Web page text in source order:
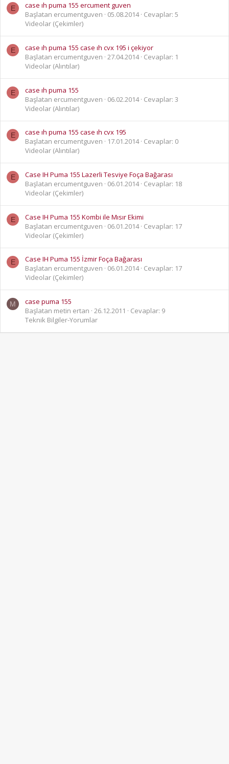
E
case ıh puma 155 ercument guven
Başlatan ercumentguven
05.08.2014 Cevaplar: 5
Videolar (Çekimler)
E
case ıh puma 155 case ıh cvx 195 i çekiyor
Başlatan ercumentguven 27.04.2014 Cevaplar: 1
Videolar (Alıntılar)
E
case ıh puma 155
Başlatan ercumentguven
06.02.2014 Cevaplar: 3
Videolar (Alıntılar)
E
case ıh puma 155 case ıh cvx 195
Başlatan ercumentguven
17.01.2014 Cevaplar: 0
Videolar (Alıntılar)
E
Case IH Puma 155 Lazerli Tesviye Foça Bağarası
Başlatan ercumentguven
06.01.2014 Cevaplar: 18
Videolar (Çekimler)
E
Case IH Puma 155 Kombi ile Mısır Ekimi
Başlatan ercumentguven
06.01.2014 Cevaplar: 17
Videolar (Çekimler)
E
Case IH Puma 155 İzmir Foça Bağarası
Başlatan ercumentguven
06.01.2014 Cevaplar: 17
Videolar (Çekimler)
M
case puma 155
Başlatan metin ertan 26.12.2011
Cevaplar: 9
Teknik Bilgiler-Yorumlar